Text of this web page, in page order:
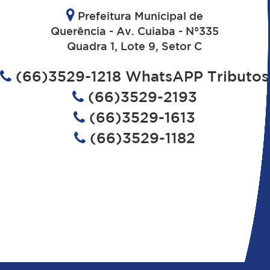
Prefeitura Municipal de
Querência - Av. Cuiaba - N°335
Quadra 1, Lote 9, Setor C
(66)3529-1218 WhatsAPP Tributos
(66)3529-2193
(66)3529-1613
(66)3529-1182